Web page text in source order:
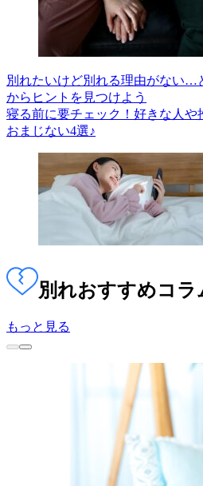
別れたいけど別れる理由がない…
からヒントを見つけよう
寝る前に要チェック！好きな人や
おまじない4選♪
別れおすすめコラ
もっと見る